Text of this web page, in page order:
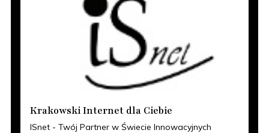
Krakowski Internet dla Ciebie
ISnet - Twój Partner w Świecie Innowacyjnych